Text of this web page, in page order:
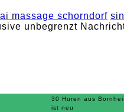
massage schorndorf
unbegrenzt
30 Huren aus
ist neu